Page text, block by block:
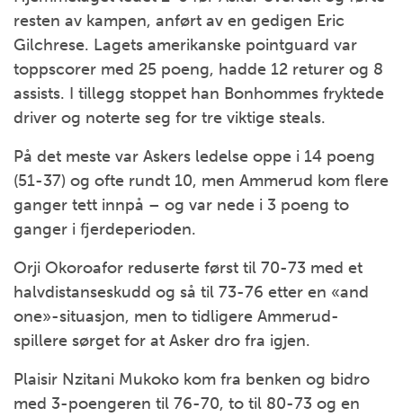
resten av kampen, anført av en gedigen Eric
Gilchrese. Lagets amerikanske pointguard var
toppscorer med 25 poeng, hadde 12 returer og 8
assists. I tillegg stoppet han Bonhommes fryktede
driver og noterte seg for tre viktige steals.
På det meste var Askers ledelse oppe i 14 poeng
(51-37) og ofte rundt 10, men Ammerud kom flere
ganger tett innpå – og var nede i 3 poeng to
ganger i fjerdeperioden.
Orji Okoroafor reduserte først til 70-73 med et
halvdistanseskudd og så til 73-76 etter en «and
one»-situasjon, men to tidligere Ammerud-
spillere sørget for at Asker dro fra igjen.
Plaisir Nzitani Mukoko kom fra benken og bidro
med 3-poengeren til 76-70, to til 80-73 og en